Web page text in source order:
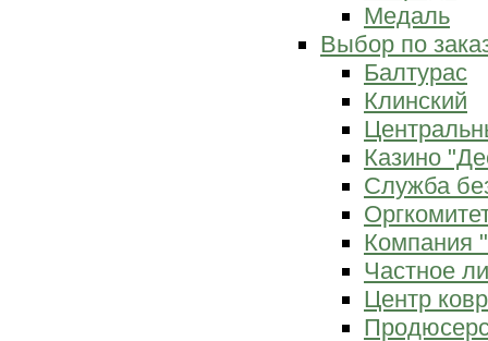
Медаль
Выбор по
Балтурас
Клинский
Казино
Служба
Компания
Частное
Центр